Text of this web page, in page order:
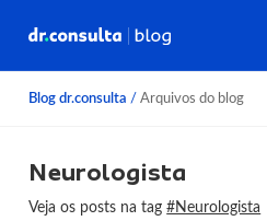
Blog dr.consulta / Arquivos do blog
Neurologista
Veja os posts na tag#Neurologista